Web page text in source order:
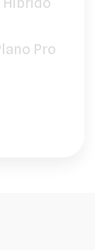
Pro